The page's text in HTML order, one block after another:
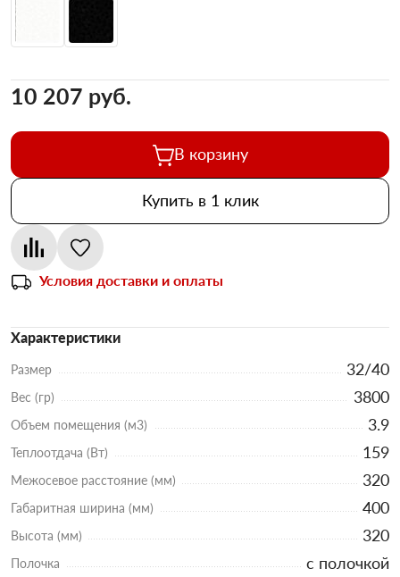
10 207 pуб.
В корзину
Купить в 1 клик
Условия доставки и оплаты
Характеристики
Размер 32/40
Вес (гр) 3800
Объем помещения (м3) 3.9
Теплоотдача (Вт) 159
Межосевое расстояние (мм) 320
Габаритная ширина (мм) 400
Высота (мм) 320
Полочка с полочкой